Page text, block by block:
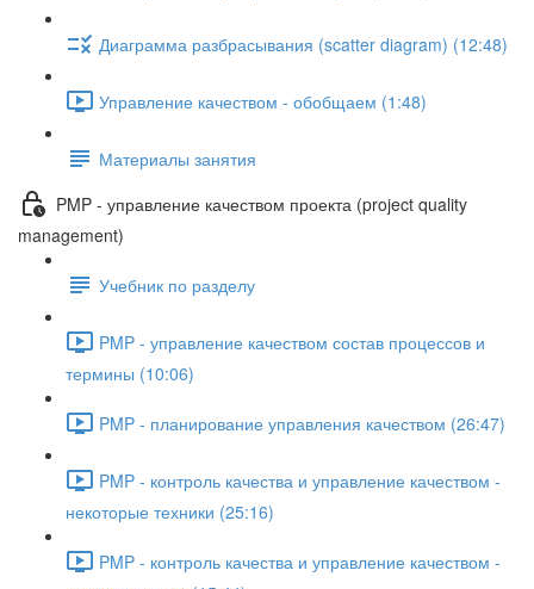
Диаграмма разбрасывания (scatter diagram) (12:48)
Управление качеством - обобщаем (1:48)
Материалы занятия
PMP - управление качеством проекта (project quality
management)
Учебник по разделу
PMP - управление качеством состав процессов и
термины (10:06)
PMP - планирование управления качеством (26:47)
PMP - контроль качества и управление качеством -
некоторые техники (25:16)
PMP - контроль качества и управление качеством -